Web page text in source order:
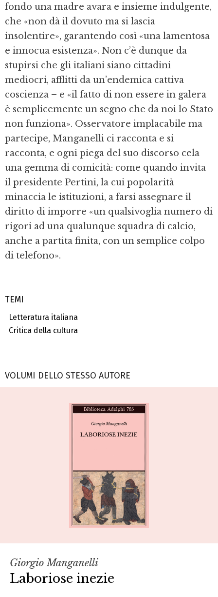
TEMI
Letteratura italiana
Critica della cultura
fondo una madre avara e insieme indulgente,
che «non dà il dovuto ma si lascia
insolentire», garantendo così «una lamentosa
e innocua esistenza». Non c’è dunque da
stupirsi che gli italiani siano cittadini
mediocri, afflitti da un’endemica cattiva
coscienza – e «il fatto di non essere in galera
è semplicemente un segno che da noi lo Stato
non funziona». Osservatore implacabile ma
partecipe, Manganelli ci racconta e si
racconta, e ogni piega del suo discorso cela
una gemma di comicità: come quando invita
il presidente Pertini, la cui popolarità
minaccia le istituzioni, a farsi assegnare il
diritto di imporre «un qualsivoglia numero di
rigori ad una qualunque squadra di calcio,
anche a partita finita, con un semplice colpo
di telefono».
VOLUMI DELLO STESSO AUTORE
Giorgio Manganelli
Laboriose inezie